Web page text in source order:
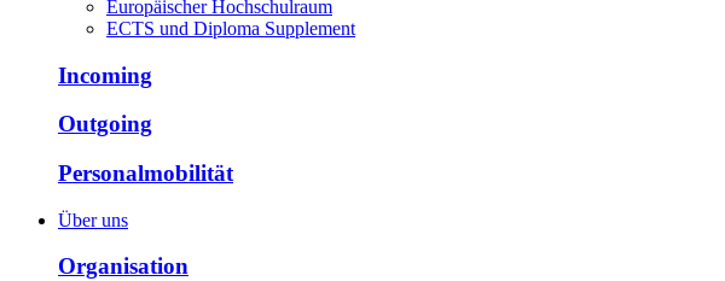
Europäischer Hochschulraum
ECTS und Diploma Supplement
Incoming
Outgoing
Personalmobilität
Über uns
Organisation